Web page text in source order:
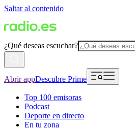
Saltar al contenido
¿Qué deseas escuchar?
Abrir appDescubre Prime
Top 100 emisoras
Podcast
Deporte en directo
En tu zona